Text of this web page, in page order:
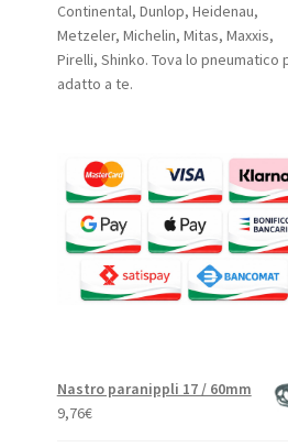
Continental, Dunlop, Heidenau,
Metzeler, Michelin, Mitas, Maxxis,
Pirelli, Shinko. Tova lo pneumatico
adatto a te.
Nastro paranippli 17 / 60mm
9,76€